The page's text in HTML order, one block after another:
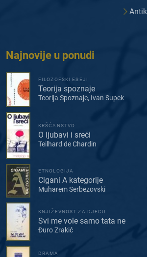
Najnovije u ponudi
FILOZOFSKI ESEJI
Teorija spoznaje
Teorija Spoznaje, Ivan Supek
KRŠĆANSTVO
O ljubavi i sreći
Teilhard de Chardin
ETNOLOGIJA
Cigani A kategorije
Muharem Serbezovski
KNJIŽEVNOST ZA DJECU
Svi me vole samo tata ne
Đuro Zrakić
DRAMA